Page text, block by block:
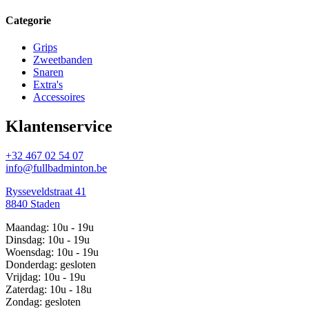
Categorie
Grips
Zweetbanden
Snaren
Extra's
Accessoires
Klantenservice
+32 467 02 54 07
info@fullbadminton.be
Rysseveldstraat 41
8840 Staden
Maandag: 10u - 19u
Dinsdag: 10u - 19u
Woensdag: 10u - 19u
Donderdag: gesloten
Vrijdag: 10u - 19u
Zaterdag: 10u - 18u
Zondag: gesloten